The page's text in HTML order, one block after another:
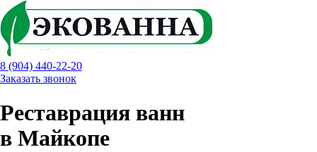
8 (904) 440-22-20
Заказать звонок
Реставрация ванн
в Майкопе